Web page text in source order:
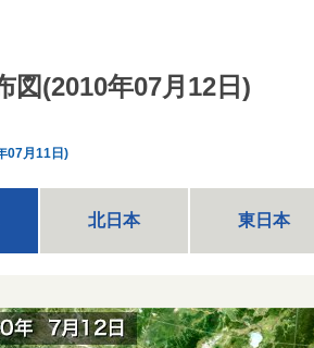
図(2010年07月12日)
07月11日)
北日本 東日本